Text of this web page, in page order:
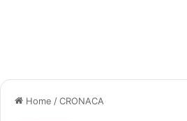
Home /CRONACA